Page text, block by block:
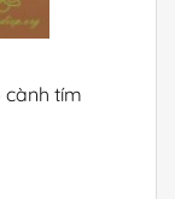
cành tím